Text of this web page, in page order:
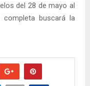
del 28 de mayo al
buscará la